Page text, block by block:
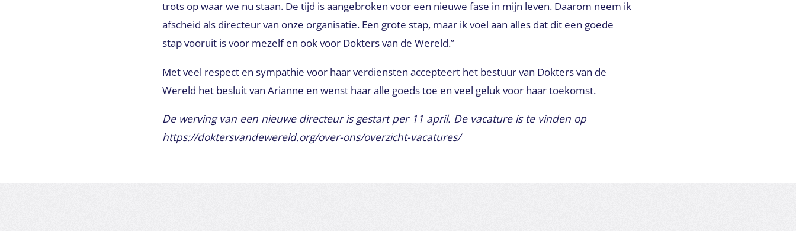
trots op waar we nu staan. De tijd is aangebroken voor een nieuwe fase in mijn leven. Daarom neem ik
afscheid als directeur van onze organisatie. Een grote stap, maar ik voel aan alles dat dit een goede
stap vooruit is voor mezelf en ook voor Dokters van de Wereld.”
Met veel respect en sympathie voor haar verdiensten accepteert het bestuur van Dokters van de
Wereld het besluit van Arianne en wenst haar alle goeds toe en veel geluk voor haar toekomst.
De werving van een nieuwe directeur is gestart per 11 april. De vacature is te vinden op
https://doktersvandewereld.org/over-ons/overzicht-vacatures/